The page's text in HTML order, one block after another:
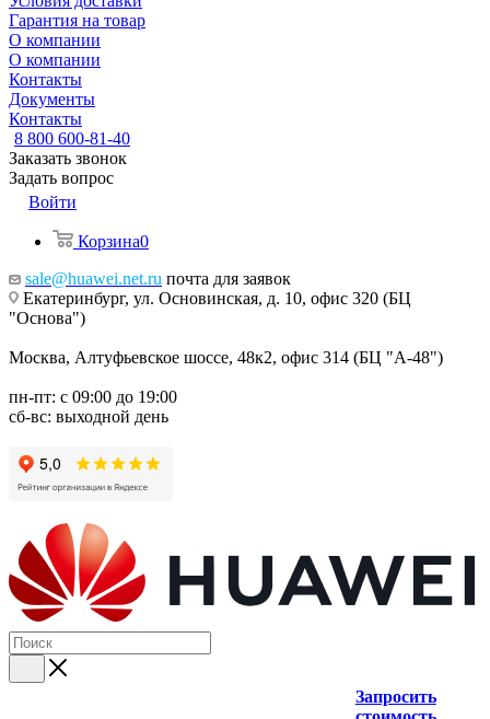
Гарантия на товар
О компании
О компании
Контакты
Документы
Контакты
8 800 600-81-40
Заказать звонок
Задать вопрос
Войти
Корзина0
sale@huawei.net.ru почта для заявок
Екатеринбург, ул. Основинская, д. 10, офис 320 (БЦ
"Основа")
Москва, Алтуфьевское шоссе, 48к2, офис 314 (БЦ "А-48")
пн-пт: с 09:00 до 19:00
сб-вс: выходной день
Запросить